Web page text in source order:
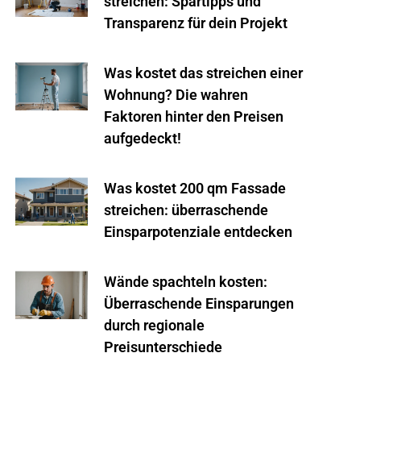
Transparenz für dein Projekt
Was kostet das streichen einer
Wohnung? Die wahren
Faktoren hinter den Preisen
aufgedeckt!
Was kostet 200 qm Fassade
streichen: überraschende
Einsparpotenziale entdecken
Wände spachteln kosten:
Überraschende Einsparungen
durch regionale
Preisunterschiede